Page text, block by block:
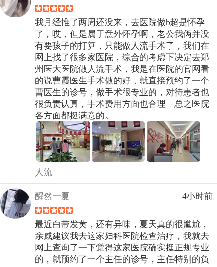
我月经推了两周还没来，去医院做b超是怀孕
了，哎，但是属于意外怀孕啊，老公我俩并没
有要孩子的打算，只能做人流手术了，我们在
网上找了很多家医院，综合的考虑下决定去郑
州医大医院做人流手术，我是在医院的官网看
的说曹霞医生手术做的好，就直接预约了一个
曹医生的诊号，做手术很专业的，对待患者也
很负责认真，手术费用方面也合理，总之医院
各方面都挺满意的。
人流
醒然一夏 4小时前
最近白带发黄，还有异味，夏天真的很尴尬，
亲戚建议我去这家妇科医院检查治疗，我就去
网上查询了一下觉得这家医院确实挺正规专业
的，就预约了一个主任的诊号，主任特别的负